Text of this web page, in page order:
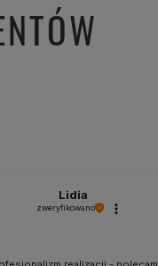
Lidia
zweryfikowano